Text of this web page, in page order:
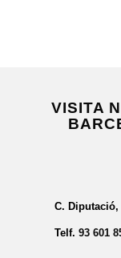
VISITA
C. Diputació,
Telf. 93 601